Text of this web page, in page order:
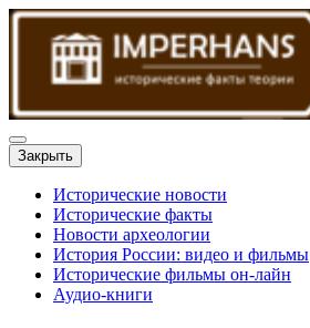
Закрыть
Исторические новости
Исторические факты
Новости археологии
История России: видео и фильмы
Исторические фильмы он-лайн
Аудио-книги